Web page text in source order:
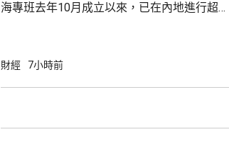
海專班去年10月成立以來，已在內地進行超過
時，亦已帶同內地及香港企業隨團，簽訂96份
總部或公司，並在香港作籌融資，相信對香港
財經 7小時前